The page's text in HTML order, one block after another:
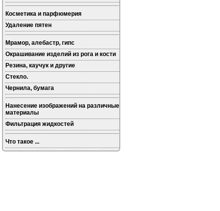
Косметика и парфюмерия
Удаление пятен
Мрамор, алебастр, гипс
Окрашивание изделий из рога и кости
Резина, каучук и другие
Стекло.
Чернила, бумага
Нанесение изображений на различные
материалы
Фильтрация жидкостей
Что такое ...